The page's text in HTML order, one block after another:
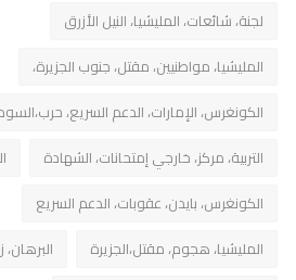
لجنة، شائعات، المليشيا، النيل الأزرق
المليشيا، مواطنيين، مقتل، جنوب الجزيرة،
الكونغرس، الإمارات، الدعم السريع،
التربية، مركز، خارجي إمتحانات، الشهادة
الكونغرس، بايدن، عقوبات، الدعم السريع
المليشيا، هجوم، مقتل،الجزيرة
البرهان،